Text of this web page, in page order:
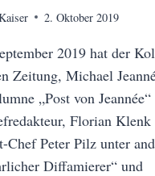
2. Oktober 2019
2019 hat der
Zeitung, Michael
„Post von Jeannée“
Florian Klenk
Chef Peter Pilz unter
Diffamierer“ und